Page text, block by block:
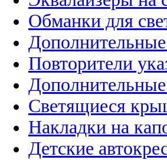
Обманки для
Повторители
Светящиеся
Накладки на
Детские